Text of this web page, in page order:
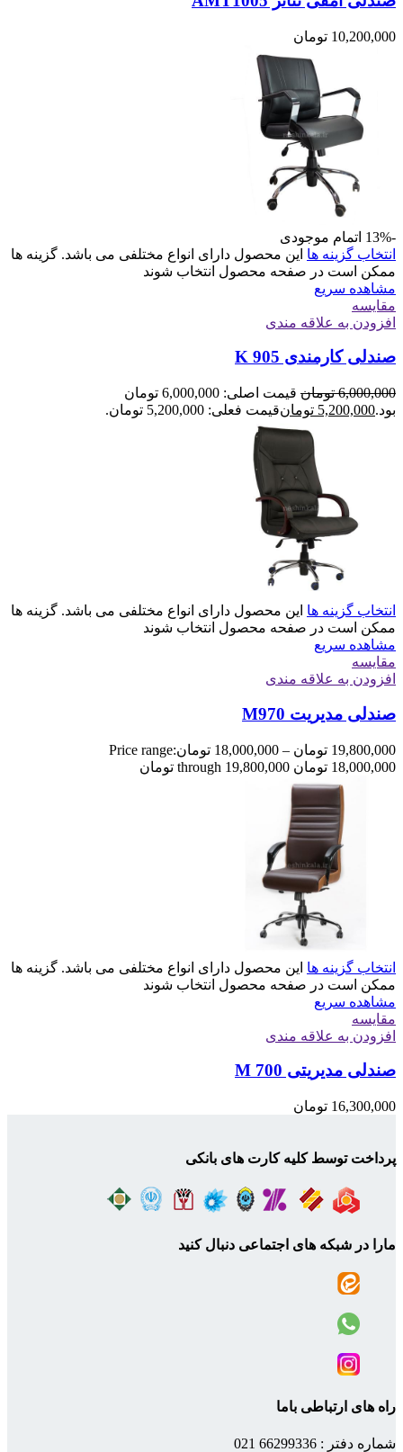
10,200,000 تومان
-13%
اتمام موجودی
انتخاب گزینه ها این محصول دارای انواع مختلفی می باشد. گزینه ها
ممکن است در صفحه محصول انتخاب شوند
مشاهده سریع
مقایسه
افزودن به علاقه مندی
صندلی کارمندی K 905
6,000,000 تومان
قیمت اصلی: 6,000,000 تومان
بود.5,200,000 تومانقیمت فعلی: 5,200,000 تومان.
انتخاب گزینه ها این محصول دارای انواع مختلفی می باشد. گزینه ها
ممکن است در صفحه محصول انتخاب شوند
مشاهده سریع
مقایسه
افزودن به علاقه مندی
صندلی مدیریت M970
19,800,000 تومان –
18,000,000 تومانPrice range:
18,000,000 تومان through 19,800,000 تومان
انتخاب گزینه ها این محصول دارای انواع مختلفی می باشد. گزینه ها
ممکن است در صفحه محصول انتخاب شوند
مشاهده سریع
مقایسه
افزودن به علاقه مندی
صندلی مدیریتی M 700
16,300,000 تومان
پرداخت توسط کلیه کارت های بانکی
مارا در شبکه های اجتماعی دنبال کنید
راه های ارتباطی باما
شماره دفتر : 66299336 021